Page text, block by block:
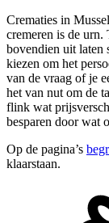
Crematies in
cremeren is de urn.
bovendien uit laten
kiezen om het
van de vraag of je
het van nut om de
flink wat
besparen door wat
Op de pagina’s
klaarstaan.